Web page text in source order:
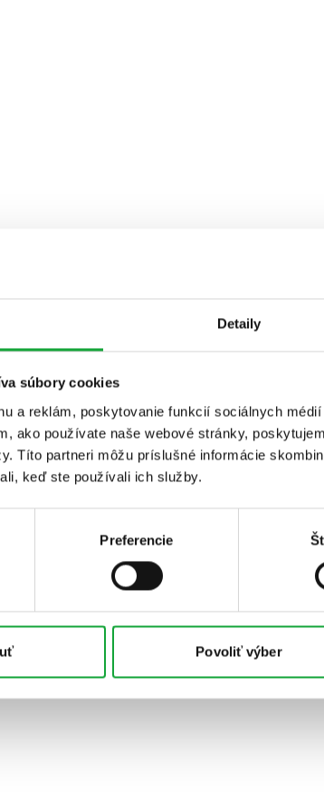
Detaily
súbory cookies
a reklám, poskytovanie funkcií sociálnych
ako používate naše webové stránky,
Títo partneri môžu príslušné informácie
keď ste používali ich služby.
Preferencie
Povoliť výber